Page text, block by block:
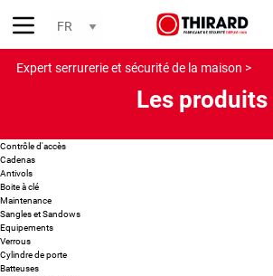
Expert serrurerie et sécurité de la maison >
Les produits
Contrôle d'accès
Cadenas
Antivols
Boite à clé
Maintenance
Sangles et Sandows
Equipements
Verrous
Cylindre de porte
Batteuses